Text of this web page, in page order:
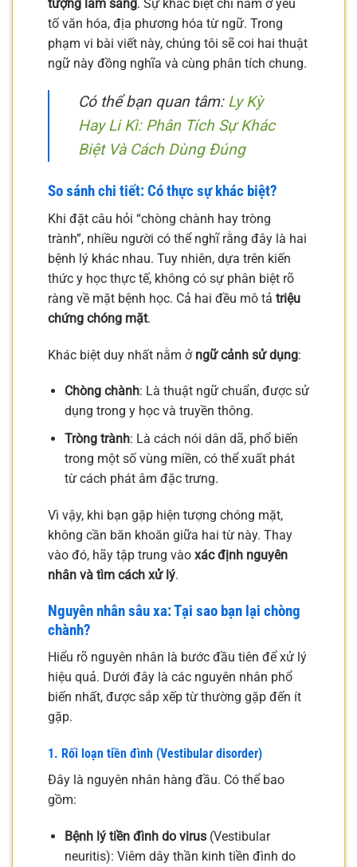
tượng lâm sàng. Sự khác biệt chỉ nằm ở yếu
tố văn hóa, địa phương hóa từ ngữ. Trong
phạm vi bài viết này, chúng tôi sẽ coi hai thuật
ngữ này đồng nghĩa và cùng phân tích chung.
Có thể bạn quan tâm: Ly Kỳ
Hay Li Kì: Phân Tích Sự Khác
Biệt Và Cách Dùng Đúng
So sánh chi tiết: Có thực sự khác biệt?
Khi đặt câu hỏi “chòng chành hay tròng
trành”, nhiều người có thể nghĩ rằng đây là hai
bệnh lý khác nhau. Tuy nhiên, dựa trên kiến
thức y học thực tế, không có sự phân biệt rõ
ràng về mặt bệnh học. Cả hai đều mô tả triệu
chứng chóng mặt.
Khác biệt duy nhất nằm ở ngữ cảnh sử dụng:
Chòng chành: Là thuật ngữ chuẩn, được sử
dụng trong y học và truyền thông.
Tròng trành: Là cách nói dân dã, phổ biến
trong một số vùng miền, có thể xuất phát
từ cách phát âm đặc trưng.
Vì vậy, khi bạn gặp hiện tượng chóng mặt,
không cần băn khoăn giữa hai từ này. Thay
vào đó, hãy tập trung vào xác định nguyên
nhân và tìm cách xử lý.
Nguyên nhân sâu xa: Tại sao bạn lại chòng
chành?
Hiểu rõ nguyên nhân là bước đầu tiên để xử lý
hiệu quả. Dưới đây là các nguyên nhân phổ
biến nhất, được sắp xếp từ thường gặp đến ít
gặp.
1. Rối loạn tiền đình (Vestibular disorder)
Đây là nguyên nhân hàng đầu. Có thể bao
gồm:
Bệnh lý tiền đình do virus(Vestibular
neuritis): Viêm dây thần kinh tiền đình do